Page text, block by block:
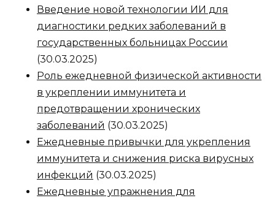
Введение новой технологии ИИ для
диагностики редких заболеваний в
государственных больницах России
(30.03.2025)
Роль ежедневной физической активности
в укреплении иммунитета и
предотвращении хронических
заболеваний (30.03.2025)
Ежедневные привычки для укрепления
иммунитета и снижения риска вирусных
инфекций (30.03.2025)
Ежедневные упражнения для